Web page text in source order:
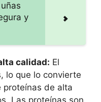
y
calidad: El
lo que lo convierte
proteínas de alta